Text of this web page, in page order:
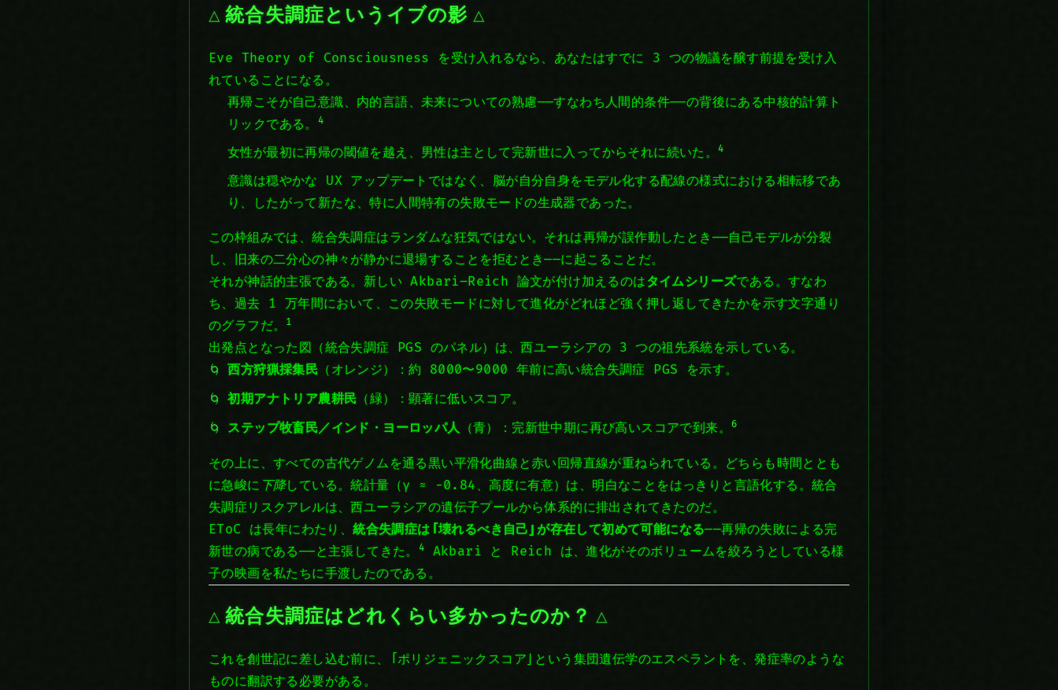
統合失調症というイブの影
Eve Theory of Consciousness を受け入れるなら、あなたはすでに 3 つの物議を醸す前提を受け入
れていることになる。
再帰こそが自己意識、内的言語、未来についての熟慮——すなわち人間的条件——の背後にある中核的計算ト
リックである。
4
女性が最初に再帰の閾値を越え、男性は主として完新世に入ってからそれに続いた。4
意識は穏やかな UX アップデートではなく、脳が自分自身をモデル化する配線の様式における相転移であ
り、したがって新たな、特に人間特有の失敗モードの生成器であった。
この枠組みでは、統合失調症はランダムな狂気ではない。それは再帰が誤作動したとき——自己モデルが分裂
し、旧来の二分心の神々が静かに退場することを拒むとき——に起こることだ。
それが神話的主張である。新しい Akbari–Reich 論文が付け加えるのはタイムシリーズである。すなわ
ち、過去 1 万年間において、この失敗モードに対して進化がどれほど強く押し返してきたかを示す文字通り
のグラフだ。
1
出発点となった図（統合失調症 PGS のパネル）は、西ユーラシアの 3 つの祖先系統を示している。
西方狩猟採集民 （オレンジ）：約 8000〜9000 年前に高い統合失調症 PGS を示す。
初期アナトリア農耕民 （緑）：顕著に低いスコア。
ステップ牧畜民／インド・ヨーロッパ人 （青）：完新世中期に再び高いスコアで到来。 6
その上に、すべての古代ゲノムを通る黒い平滑化曲線と赤い回帰直線が重ねられている。どちらも時間ととも
に急峻に 下降している。統計量（γ ≈ −0.84、高度に有意）は、明白なことをはっきりと言語化する。統合
失調症リスクアレルは、西ユーラシアの遺伝子プールから体系的に排出されてきたのだ。
EToC は長年にわたり、統合失調症は「壊れるべき自己」が存在して初めて可能になる——再帰の失敗による完
新世の病である——と主張してきた。
4
Akbari と Reich は、進化がそのボリュームを絞ろうとしている様
子の映画を私たちに手渡したのである。
統合失調症はどれくらい多かったのか？
これを創世記に差し込む前に、「ポリジェニックスコア」という集団遺伝学のエスペラントを、発症率のような
ものに翻訳する必要がある。